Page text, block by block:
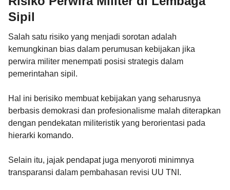
Sipil
Salah satu risiko yang menjadi sorotan adalah
kemungkinan bias dalam perumusan kebijakan jika
perwira militer menempati posisi strategis dalam
pemerintahan sipil.
Hal ini berisiko membuat kebijakan yang seharusnya
berbasis demokrasi dan profesionalisme malah diterapkan
dengan pendekatan militeristik yang berorientasi pada
hierarki komando.
Selain itu, jajak pendapat juga menyoroti minimnya
transparansi dalam pembahasan revisi UU TNI.